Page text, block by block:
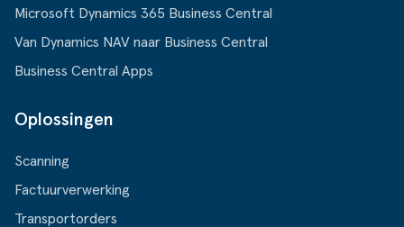
Microsoft Dynamics 365 Business Central
Van Dynamics NAV naar Business Central
Business Central Apps
Oplossingen
Scanning
Factuurverwerking
Transportorders